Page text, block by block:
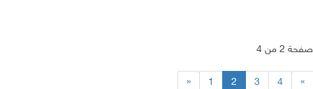
صفحة 2 من 4
« 1 2 3 4 »